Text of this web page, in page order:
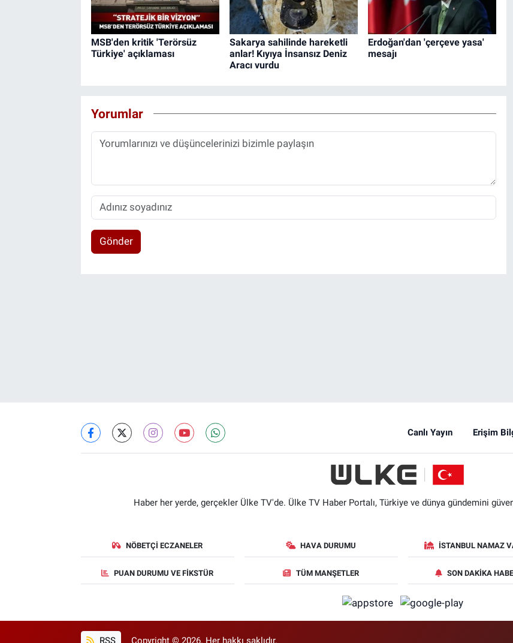
MSB'den kritik 'Terörsüz
Türkiye' açıklaması
Sakarya sahilinde hareketli
anlar! Kıyıya İnsansız Deniz
Aracı vurdu
Erdoğan'dan 'çerçeve yasa'
mesajı
Yorumlar
Gönder
Canlı Yayın Erişim
Haber her yerde, gerçekler Ülke TV'de. Ülke TV Haber Portalı, Türkiye ve dünya gündemini
NÖBETÇI ECZANELER HAVA DURUMU İSTANBUL NAMAZ
PUAN DURUMU VE FIKSTÜR TÜM MANŞETLER SON DAKIKA
RSS Copyright © 2026. Her hakkı saklıdır.